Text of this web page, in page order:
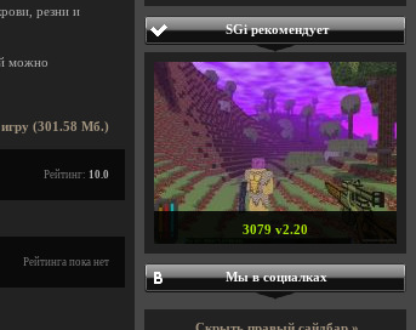
резни и
можно
(301.58 Мб.)
Рейтинг: 10.0
Рейтинга пока нет
SGi рекомендует
3079 v2.20
Мы в социалках